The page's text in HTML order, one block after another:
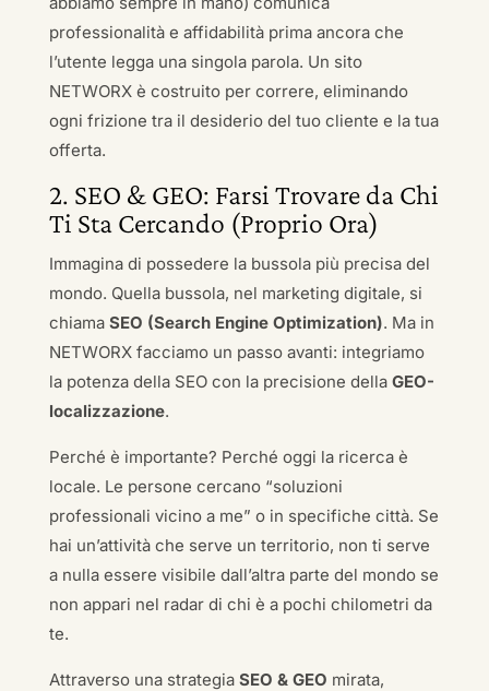
professionalità e affidabilità prima ancora che
l’utente legga una singola parola. Un sito
NETWORX è costruito per correre, eliminando
ogni frizione tra il desiderio del tuo cliente e la tua
offerta.
2. SEO & GEO: Farsi Trovare da Chi
Ti Sta Cercando (Proprio Ora)
Immagina di possedere la bussola più precisa del
mondo. Quella bussola, nel marketing digitale, si
chiama SEO (Search Engine Optimization). Ma in
NETWORX facciamo un passo avanti: integriamo
la potenza della SEO con la precisione della GEO-
localizzazione.
Perché è importante? Perché oggi la ricerca è
locale. Le persone cercano “soluzioni
professionali vicino a me” o in specifiche città. Se
hai un’attività che serve un territorio, non ti serve
a nulla essere visibile dall’altra parte del mondo se
non appari nel radar di chi è a pochi chilometri da
te.
Attraverso una strategia SEO & GEO mirata,